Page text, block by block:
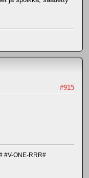
#915
#V-ONE-RRR#